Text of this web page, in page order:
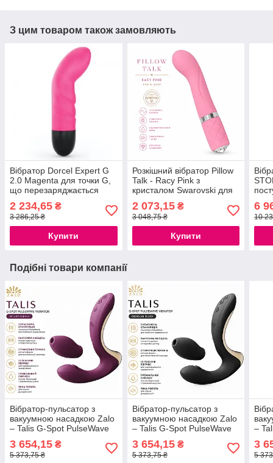
З цим товаром також замовляють
Вібратор Dorcel Expert G
2.0 Magenta для точки G,
що перезаряджається
777Store.com.ua
2 234,65 ₴
3 286,25 ₴
Купити
Розкішний вібратор Pillow
Talk - Racy Pink з
кристалом Swarovski для
точки G, подарункове
паковання, USB-кабель в
комплекті
2 073,15₴
3 048,75 ₴
Купити
6
10
Подібні товари компанії
Вібратор-пульсатор з
вакуумною насадкою Zalo
– Talis G-Spot PulseWave
мотори, підігрів, магнітний
USB
3 654,15 ₴
5 373,75 ₴
Вібратор-пульсатор з
вакуумною насадкою Zalo
– Talis G-Spot PulseWave
мотори, підігрів, магнітний
USB
3 654,15₴
5 373,75 ₴
–
USB
3
5